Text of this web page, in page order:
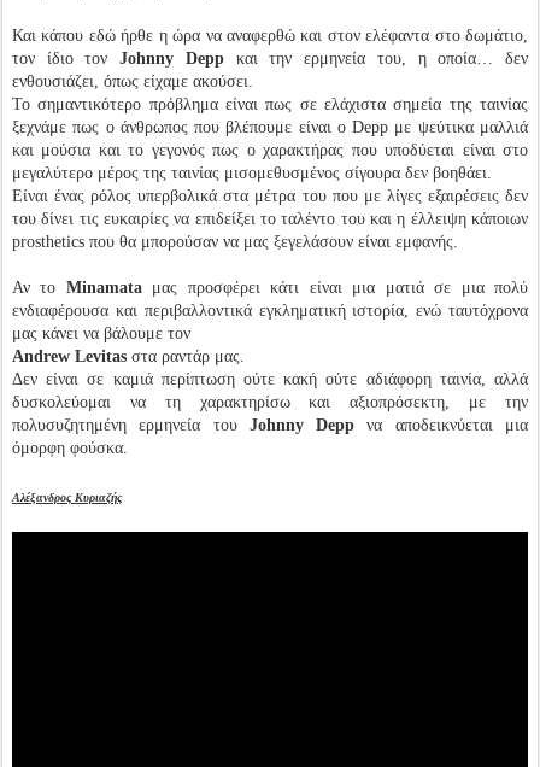
Και κάπου εδώ ήρθε η ώρα να αναφερθώ και στον ελέφαντα στο δωμάτιο,
τον ίδιο τονJohnny Deppκαι την ερμηνεία του, η οποία… δεν
ενθουσιάζει, όπως είχαμε ακούσει.
Το σημαντικότερο πρόβλημα είναι πως σε ελάχιστα σημεία της ταινίας
ξεχνάμε πως ο άνθρωπος που βλέπουμε είναι ο Depp με ψεύτικα μαλλιά
και μούσια και το γεγονός πως ο χαρακτήρας που υποδύεται είναι στο
μεγαλύτερο μέρος της ταινίας μισομεθυσμένος σίγουρα δεν βοηθάει.
Είναι ένας ρόλος υπερβολικά στα μέτρα του που με λίγες εξαιρέσεις δεν
του δίνει τις ευκαιρίες να επιδείξει το ταλέντο του και η έλλειψη κάποιων
prosthetics που θα μπορούσαν να μας ξεγελάσουν είναι εμφανής.
Αν το Minamata μας προσφέρει κάτι είναι μια ματιά σε μια πολύ
ενδιαφέρουσα και περιβαλλοντικά εγκληματική ιστορία, ενώ ταυτόχρονα
μας κάνει να βάλουμε τον
Andrew Levitas στα ραντάρ μας.
Δεν είναι σε καμιά περίπτωση ούτε κακή ούτε αδιάφορη ταινία, αλλά
δυσκολεύομαι να τη χαρακτηρίσω και αξιοπρόσεκτη, με την
πολυσυζητημένη ερμηνεία του Johnny Depp να αποδεικνύεται μια
όμορφη φούσκα.
Αλέξανδρος Κυριαζής